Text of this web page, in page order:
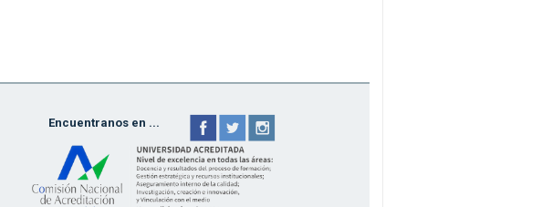
Encuentranos en ...